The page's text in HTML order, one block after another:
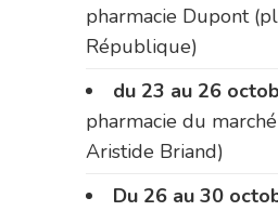
pharmacie Dupont
République)
du 23 au 26
pharmacie du
Aristide Briand)
Du 26 au 30